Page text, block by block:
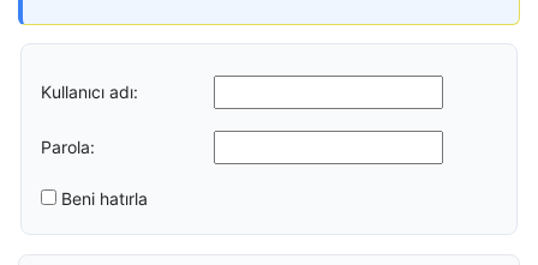
Kullanıcı adı:
Parola:
Beni hatırla